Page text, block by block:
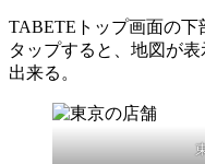
TABETEトップ画面の下
タップすると、地図が
出来る。